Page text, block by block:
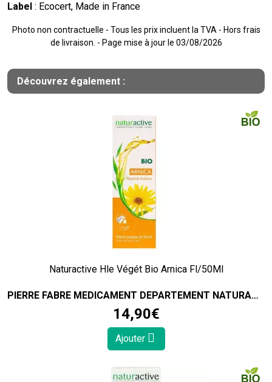
Label : Ecocert, Made in France
Photo non contractuelle - Tous les prix incluent la TVA - Hors frais
de livraison. - Page mise à jour le 03/08/2026
Découvrez également :
Naturactive Hle Végét Bio Arnica Fl/50Ml
PIERRE FABRE MEDICAMENT DEPARTEMENT NATURACTIVE
14,90€
Ajouter